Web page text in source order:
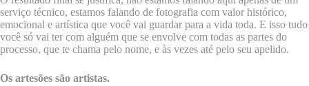
serviço técnico, estamos falando de fotografia com valor histórico,
emocional e artística que você vai guardar para a vida toda. E isso tudo
você só vai ter com alguém que se envolve com todas as partes do
processo, que te chama pelo nome, e às vezes até pelo seu apelido.
Os artesões são artistas.